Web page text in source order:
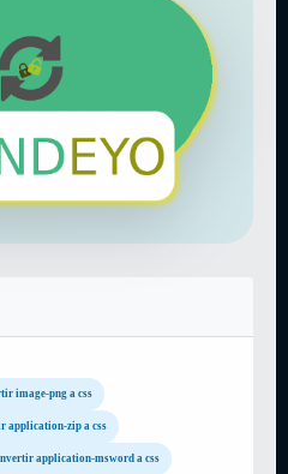
image-png a css
application-zip a css
application-msword a css